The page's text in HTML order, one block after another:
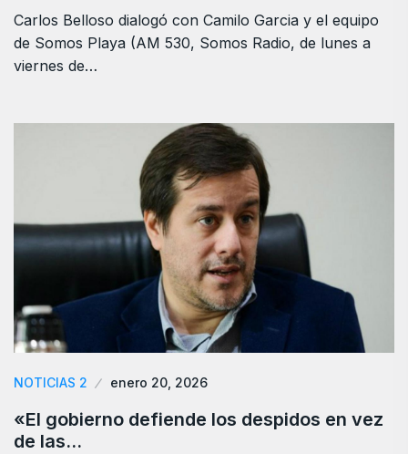
Carlos Belloso dialogó con Camilo Garcia y el equipo
de Somos Playa (AM 530, Somos Radio, de lunes a
viernes de…
NOTICIAS 2 enero 20, 2026
«El gobierno defiende los despidos en vez
de las…